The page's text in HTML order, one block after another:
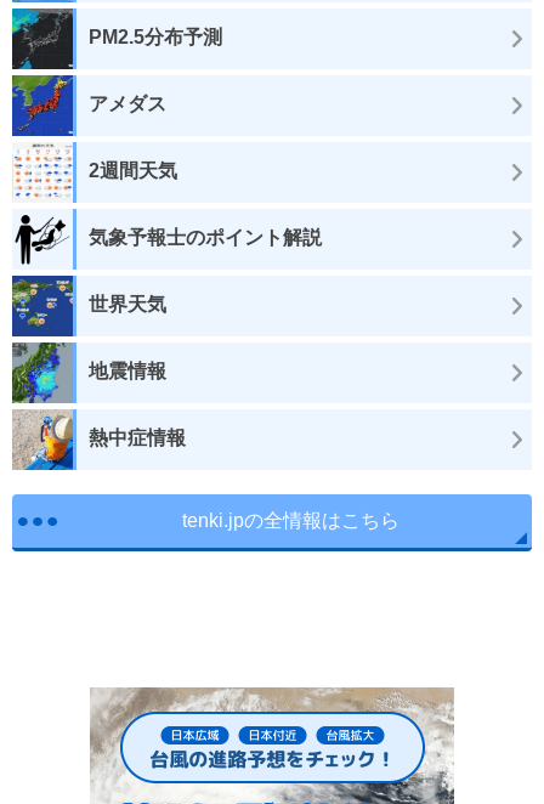
PM2.5分布予測
アメダス
2週間天気
気象予報士のポイント解説
世界天気
地震情報
熱中症情報
tenki.jpの全情報はこちら